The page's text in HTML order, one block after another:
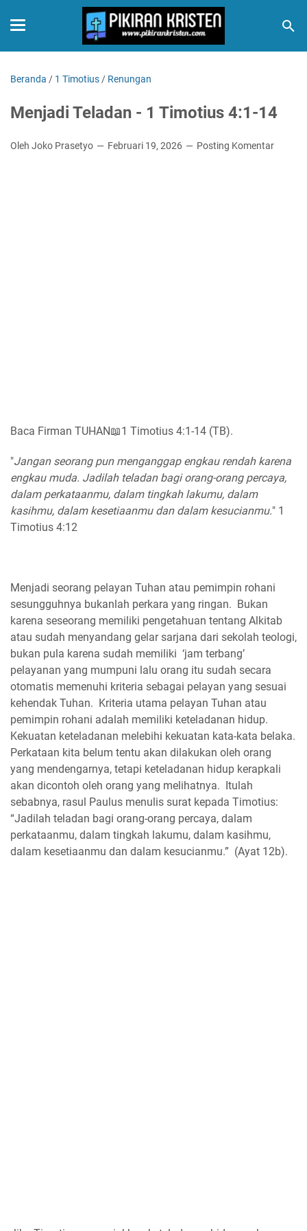
Beranda / 1 Timotius / Renungan
Menjadi Teladan - 1 Timotius 4:1-14
Oleh Joko Prasetyo Februari 19, 2026 Posting Komentar
Baca Firman TUHAN📖1 Timotius 4:1-14 (TB).
"Jangan seorang pun menganggap engkau rendah karena
engkau muda. Jadilah teladan bagi orang-orang percaya,
dalam perkataanmu, dalam tingkah lakumu, dalam
kasihmu, dalam kesetiaanmu dan dalam kesucianmu." 1
Timotius 4:12
Menjadi seorang pelayan Tuhan atau pemimpin rohani
sesungguhnya bukanlah perkara yang ringan. Bukan
karena seseorang memiliki pengetahuan tentang Alkitab
atau sudah menyandang gelar sarjana dari sekolah teologi,
bukan pula karena sudah memiliki ‘jam terbang’
pelayanan yang mumpuni lalu orang itu sudah secara
otomatis memenuhi kriteria sebagai pelayan yang sesuai
kehendak Tuhan. Kriteria utama pelayan Tuhan atau
pemimpin rohani adalah memiliki keteladanan hidup.
Kekuatan keteladanan melebihi kekuatan kata-kata belaka.
Perkataan kita belum tentu akan dilakukan oleh orang
yang mendengarnya, tetapi keteladanan hidup kerapkali
akan dicontoh oleh orang yang melihatnya. Itulah
sebabnya, rasul Paulus menulis surat kepada Timotius:
“Jadilah teladan bagi orang-orang percaya, dalam
perkataanmu, dalam tingkah lakumu, dalam kasihmu,
dalam kesetiaanmu dan dalam kesucianmu.” (Ayat 12b).